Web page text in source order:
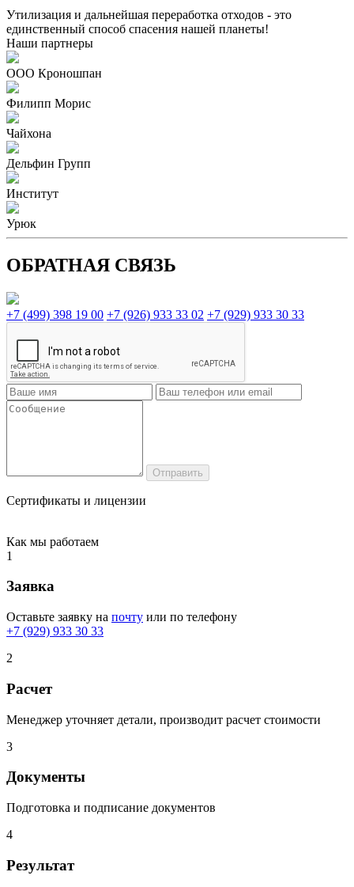
Утилизация и дальнейшая переработка отходов - это
единственный способ спасения нашей планеты!
Наши партнеры
ООО Кроношпан
Филипп Морис
Чайхона
Дельфин Групп
Институт
Урюк
ОБРАТНАЯ СВЯЗЬ
+7 (499) 398 19 00 +7 (926) 933 33 02 +7 (929) 933 30 33
Сертификаты и лицензии
Как мы работаем
1
Заявка
Оставьте заявку на почту или по телефону
+7 (929) 933 30 33
2
Расчет
Менеджер уточняет детали, производит расчет стоимости
3
Документы
Подготовка и подписание документов
4
Результат